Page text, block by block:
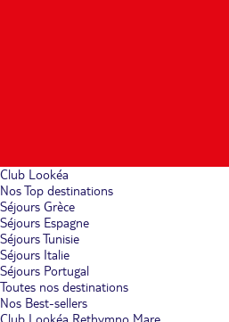
Club Lookéa
Nos Top destinations
Séjours Grèce
Séjours Espagne
Séjours Tunisie
Séjours Italie
Séjours Portugal
Toutes nos destinations
Nos Best-sellers